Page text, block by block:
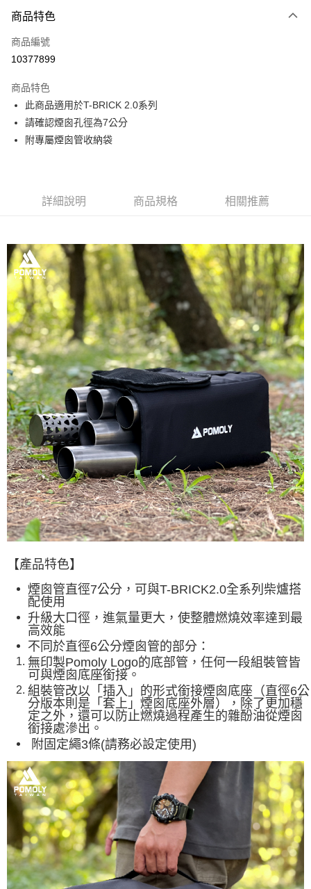
3 期 0 利率 每期
合作金庫商業銀行
上海商業儲蓄銀行
臺灣中小企業銀行
匯豐（台灣）商業銀行
聯邦商業銀行
元大商業銀行
LINE Pay
Apple Pay
ATM付款
運送方式
宅配
免運費
商品特色
商品編號
10377899
商品特色
此商品適用於T-BRICK 2.0系列
請確認煙囪孔徑為7公分
附專屬煙囪管收納袋
詳細說明 商品規格 相關推薦
【產品特色】
煙囪管直徑7公分， 可與T-BRICK2.0全系列柴爐搭
配使用
升級大口徑，進氣量更大，使整體燃燒效率達到最
高效能
不同於直徑6公分煙囪管的部分：
無印製Pomoly Logo的底部管，任何一段組裝管皆
可與煙囪底座銜接。
組裝管改以「插入」的形式銜接煙囪底座（直徑6公
分版本則是「套上」煙囪底座外層）， 除了更加穩
定之外，還可以防止燃燒過程產生的雜酚油從煙囪
銜接處滲出。
附固定繩3條(請務必設定使用)